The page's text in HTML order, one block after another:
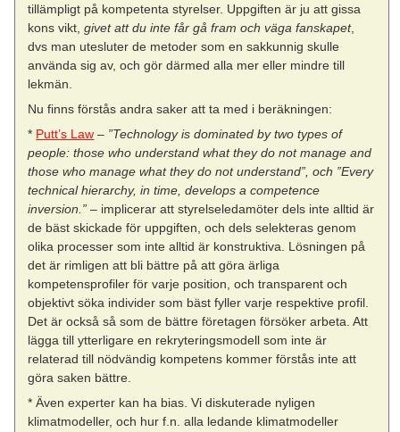
tillämpligt på kompetenta styrelser. Uppgiften är ju att gissa
kons vikt,givet att du inte får gå fram och väga fanskapet,
dvs man utesluter de metoder som en sakkunnig skulle
använda sig av, och gör därmed alla mer eller mindre till
lekmän.
Nu finns förstås andra saker att ta med i beräkningen:
* Putt’s Law – ”Technology is dominated by two types of
people: those who understand what they do not manage and
those who manage what they do not understand”, och ”Every
technical hierarchy, in time, develops a competence
inversion.” – implicerar att styrelseledamöter dels inte alltid är
de bäst skickade för uppgiften, och dels selekteras genom
olika processer som inte alltid är konstruktiva. Lösningen på
det är rimligen att bli bättre på att göra ärliga
kompetensprofiler för varje position, och transparent och
objektivt söka individer som bäst fyller varje respektive profil.
Det är också så som de bättre företagen försöker arbeta. Att
lägga till ytterligare en rekryteringsmodell som inte är
relaterad till nödvändig kompetens kommer förstås inte att
göra saken bättre.
* Även experter kan ha bias. Vi diskuterade nyligen
klimatmodeller, och hur f.n. alla ledande klimatmodeller